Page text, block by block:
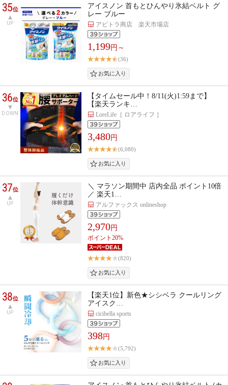
35位
UP
アイスノン 首もとひんやり氷結ベルト グ
レー ブルー
アビトラ商店 楽天市場店
1,199円～
(36)
36位
DOWN
【タイムセール中！8/11(火)1:59まで】
【楽天ランキ…
LoreLife［ ロアライフ ］
3,480円
(6,080)
37位
UP
＼ マラソン期間中 店内全品 ポイント10倍
／ 楽天1…
アルファックス onlineshop
2,970円
ポイント20%
(820)
38位
UP
【楽天1位】新色★シシベラ クールリング
アイスク…
cicibella sports
398円
(5,792)